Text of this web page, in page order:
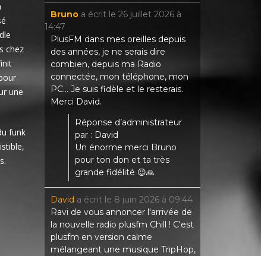
chez
une
funk
Bruno a écrit le 26 juillet 2026 à
14:47
PlusFM dans mes oreilles depuis
des années, je ne serais dire
combien, depuis ma Radio
connectée, mon téléphone, mon
PC... Je suis fidèle et le resterais.
Merci David.
Réponse d’administrateur
par : David
Un énorme merci Bruno
pour ton don et ta très
grande fidélité 😉🙏
David a écrit le 8 juin 2026 à 09:44
Ravi de vous annoncer l'arrivée de
la nouvelle radio plusfm Chill ! C'est
plusfm en version calme
mélangeant une musique TripHop,